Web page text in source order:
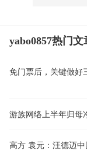
yabo0857热门文